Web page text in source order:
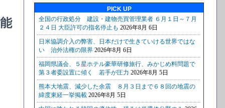
PICK UP